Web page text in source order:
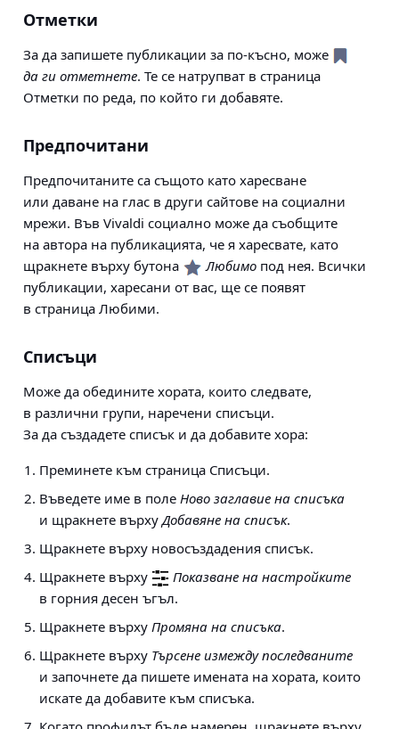
Отметки
За да запишете публикации за по-късно, може
да ги отметнете. Те се натрупват в страница
Отметки по реда, по който ги добавяте.
Предпочитани
Предпочитаните са същото като харесване
или даване на глас в други сайтове на социални
мрежи. Във Vivaldi социално може да съобщите
на автора на публикацията, че я харесвате, като
щракнете върху бутона
Любимо под нея. Всички
публикации, харесани от вас, ще се появят
в страница Любими.
Списъци
Може да обедините хората, които следвате,
в различни групи, наречени списъци.
За да създадете списък и да добавите хора:
Преминете към страница Списъци.
Въведете име в поле Ново заглавие на списъка
и щракнете върхуДобавяне на списък.
Щракнете върху новосъздадения списък.
Щракнете върху
Показване на настройките
в горния десен ъгъл.
Щракнете върху Промяна на списъка.
Щракнете върху Търсене измежду последваните
и започнете да пишете имената на хората, които
искате да добавите към списъка.